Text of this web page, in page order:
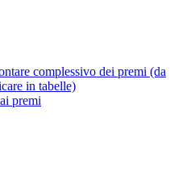
complessivo dei premi (da
in tabelle)
premi